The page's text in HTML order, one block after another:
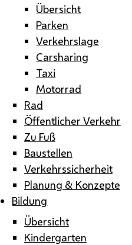
Übersicht
Parken
Verkehrslage
Carsharing
Taxi
Motorrad
Rad
Öffentlicher Verkehr
Zu Fuß
Baustellen
Verkehrssicherheit
Planung & Konzepte
Bildung
Übersicht
Kindergarten